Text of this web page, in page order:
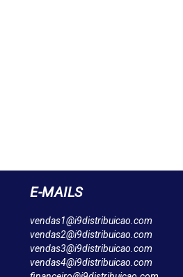
E-MAILS
vendas1@i9distribuicao.com
vendas2@i9distribuicao.com
vendas3@i9distribuicao.com
vendas4@i9distribuicao.com